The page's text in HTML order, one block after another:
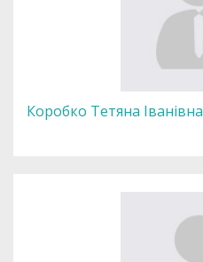
Коробко Тетяна Іванівна